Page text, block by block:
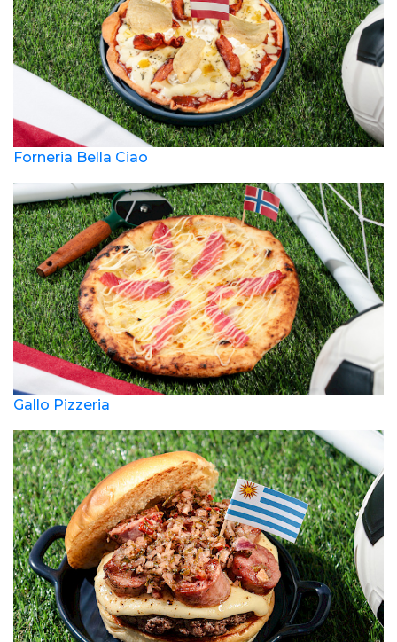
Forneria Bella Ciao
Gallo Pizzeria